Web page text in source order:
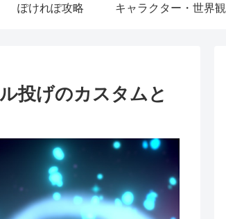
ぽけれぽ攻略 キャラクター・世界観
投げのカスタムと